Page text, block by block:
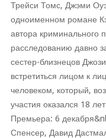
Трейси Томс, Джэми
одноименном романе
автора криминального
расследованию давно
сестер-близнецов
встретиться лицом к
человеком, который,
участия оказался 18
Премьера: 6
Спенсер, Давид